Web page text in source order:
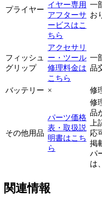
プライヤー
イヤー専用
アフターサ
ービスはこ
ちら
一
お
フィッシュ
グリップ
アクセサリ
ー・ツール
修理料金は
こちら
一
品
バッテリー × 修
その他用品
パーツ価格
表・取扱説
明書はこち
ら
修
品
応
掲
パ
は
関連情報